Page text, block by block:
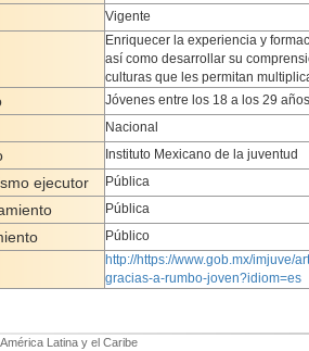
Vigente
Enriquecer la experiencia y
así como desarrollar su
culturas que les permitan
Jóvenes entre los 18 a los 29
Nacional
Instituto Mexicano de la juventud
ejecutor Pública
Pública
Público
http://https://www.gob.mx/imjuve/
gracias-a-rumbo-joven?idiom=es
Latina y el Caribe